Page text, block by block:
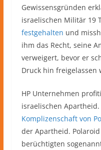
Gewissensgründen
israelischen Militär 19
festgehalten und
ihm das Recht, seine
verweigert, bevor er
Druck hin freigelassen
HP Unternehmen
israelischen
Komplizenschaft von
der Apartheid.
berüchtigten